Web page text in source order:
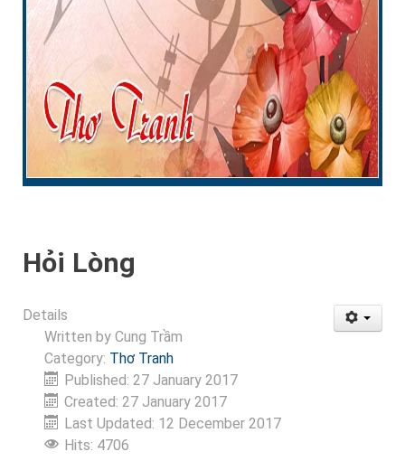
Hỏi Lòng
Details
Written by Cung Trầm
Category: Thơ Tranh
Published: 27 January 2017
Created: 27 January 2017
Last Updated: 12 December 2017
Hits: 4706